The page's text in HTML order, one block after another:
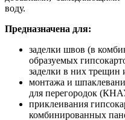
воду.
Предназначена для:
заделки швов (в
образуемых
заделки в них трещин
монтажа и
для перегородок
приклеивания
комбинированных